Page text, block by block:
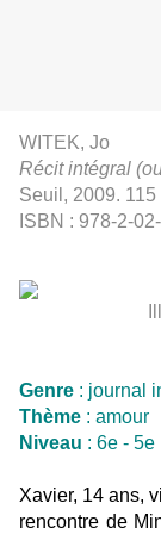
WITEK, Jo
Récit intégral
Seuil, 2009.
ISBN : 978-2-
Genre : journal
Thème : amour
Niveau : 6e - 5e
Xavier, 14 ans,
rencontre de